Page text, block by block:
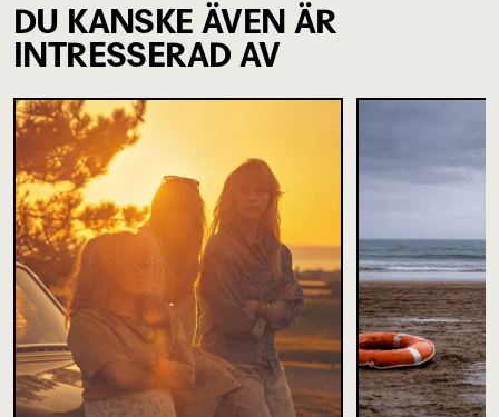
DU KANSKE ÄVEN ÄR
INTRESSERAD AV